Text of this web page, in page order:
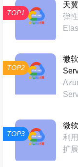
TOP1
天
弹
TOP2
微
TOP3
微
利
扩